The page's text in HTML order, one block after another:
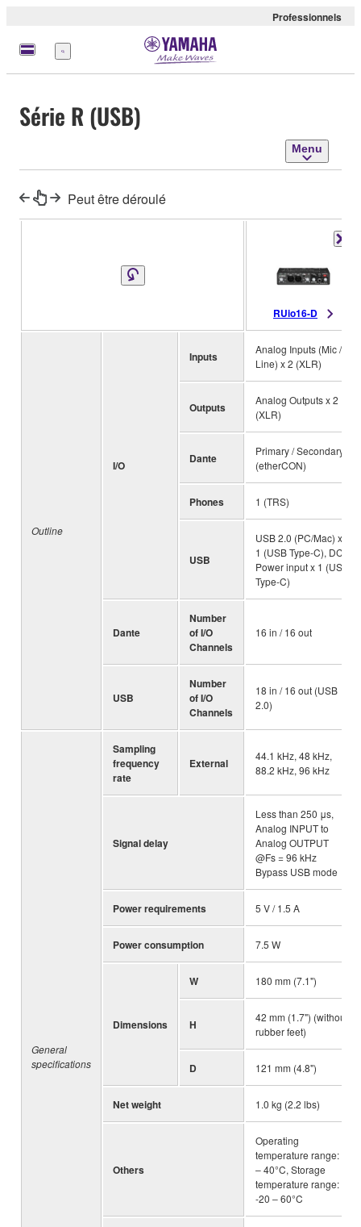
Professionnels
Menu
Série R (USB)
Menu
Peut être déroulé
RUio16-D
Outline
I/O
Inputs
Analog Inputs (Mic /
Line) x 2 (XLR)
Outputs
Analog Outputs x 2
(XLR)
Dante
Primary / Secondary
(etherCON)
Phones 1 (TRS)
USB
USB 2.0 (PC/Mac) x
1 (USB Type-C), DC
Power input x 1 (USB
Type-C)
Dante
Number
of I/O
Channels
16 in / 16 out
USB
Number
of I/O
Channels
18 in / 16 out (USB
2.0)
General
specifications
Sampling
frequency
rate
External
44.1 kHz, 48 kHz,
88.2 kHz, 96 kHz
Signal delay
Less than 250 μs,
Analog INPUT to
Analog OUTPUT
@Fs = 96 kHz
Bypass USB mode
Power requirements 5 V / 1.5 A
Power consumption 7.5 W
Dimensions
W 180 mm (7.1")
H
42 mm (1.7") (without
rubber feet)
D 121 mm (4.8")
Net weight 1.0 kg (2.2 lbs)
Others
Operating
temperature range: 0
‒ 40°C, Storage
temperature range:
-20 ‒ 60°C